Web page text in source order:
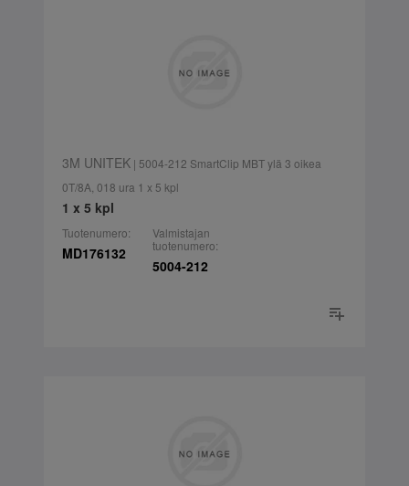
3M UNITEK| 5004-212 SmartClip MBT ylä 3 oikea
0T/8A, 018 ura 1 x 5 kpl
1 x 5 kpl
Tuotenumero:
MD176132
Valmistajan
tuotenumero:
5004-212